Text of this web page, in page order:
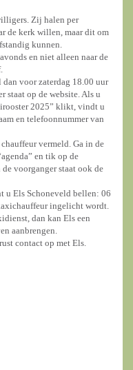
Zij halen per
de kerk willen, maar dit om
kunnen.
en niet alleen naar de
voor zaterdag 18.00 uur
staat op de website. Als u
2025” klikt, vindt u
en telefoonnummer van
vermeld. Ga in de
en tik op de
voorganger staat ook de
u Els Schoneveld bellen: 06
ingelicht wordt.
dan kan Els een
aanbrengen.
contact op met Els.